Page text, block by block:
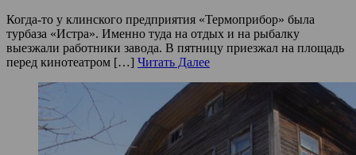
Когда-то у клинского предприятия «Термоприбор» была
турбаза «Истра». Именно туда на отдых и на рыбалку
выезжали работники завода. В пятницу приезжал на площадь
перед кинотеатром […] Читать Далее